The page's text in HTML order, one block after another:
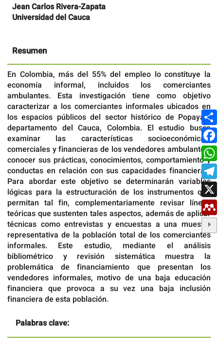
Contenido
principal
del
Jean Carlos Rivera-Zapata
Universidad del Cauca
Resumen
En Colombia, más del 55% del empleo lo constituye la
economía informal, incluidos los comerciantes
ambulantes. Esta investigación tiene como objetivo
caracterizar a los comerciantes informales ubicados en
los espacios públicos del sector histórico de Popayán,
departamento del Cauca, Colombia. El estudio busca
examinar las características socioeconómicas,
comerciales y financieras de los vendedores ambulantes,
conocer sus prácticas, conocimientos, comportamiento y
conductas en relación con sus capacidades financieras.
Para abordar este objetivo se determinarán variables
lógicas para la estructuración de los instrumentos que
permitan tal fin, complementariamente revisar líneas
teóricas que sustenten tales aspectos, además de aplicar
técnicas como entrevistas y encuestas a una muestra
representativa de la población total de los comerciantes
informales. Este estudio, mediante el análisis
bibliométrico y revisión sistemática muestra la
problemática de financiamiento que presentan los
vendedores informales, motivo de una baja educación
financiera que provoca a su vez una baja inclusión
financiera de esta población.
Palabras clave: